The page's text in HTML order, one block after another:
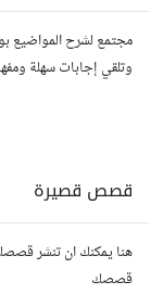
مجتمع لشرح المواضيع
وتلقي إجابات سهلة
قصص قصيرة
هنا يمكنك ان تنشر
قصصك